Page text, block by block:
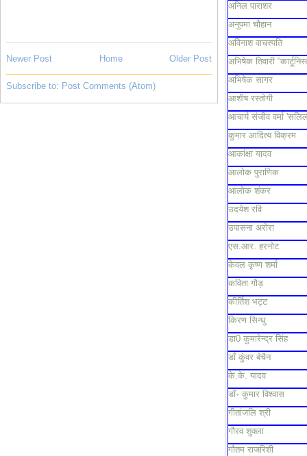
Newer Post Older Post
Home
Subscribe to: Post Comments (Atom)
अनिल पाराशर
अनुपमा चौहान
अविनाश वाचस्पति
अभिषेक तिवारी
अभिषेक सागर
आशीष रस्तोगी
आचार्य संजीव वर्मा
कुमार आदित्य विक्रम
आकांक्षा यादव
आलोक पुराणिक
आलोक शंकर
उदयेश रवि
उपासना अरोरा
एस.आर. हरनोट
केवल कृष्ण शर्मा
कविता गौड़
कीर्तिश भट्ट
किरण सिन्धु
डा0 कुमारेन्द्र सिंह
डाँ कुंवर बेचैन
के.के. यादव
डॉ॰ कुमार विश्वास
गीतांजलि श्री
गौरव शुक्ला
गौतम राजरिशी